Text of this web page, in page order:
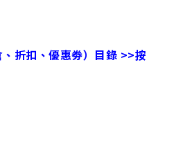
折扣、優惠劵）目錄 >>按